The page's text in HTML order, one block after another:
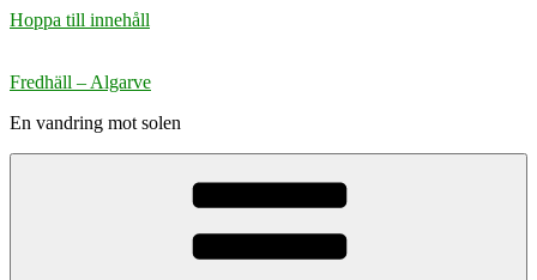
Hoppa till innehåll
Fredhäll – Algarve
En vandring mot solen